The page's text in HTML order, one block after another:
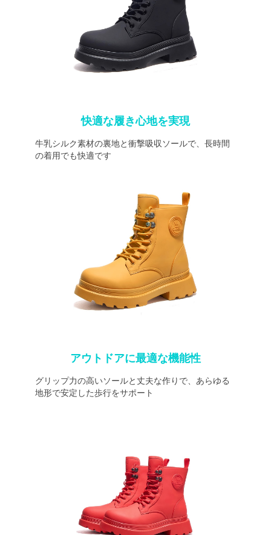
快適な履き心地を実現
牛乳シルク素材の裏地と衝撃吸収ソールで、長時間
の着用でも快適です
アウトドアに最適な機能性
グリップ力の高いソールと丈夫な作りで、あらゆる
地形で安定した歩行をサポート